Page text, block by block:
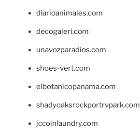
diarioanimales.com
decogaleri.com
unavozparadios.com
shoes-vert.com
elbotanicopanama.com
shadyoaksrockportrvpark.com
jccoinlaundry.com